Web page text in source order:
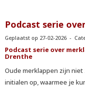
Podcast serie
Geplaatst op 27-02-2026 -
Podcast serie over
Drenthe
Oude merklappen zijn niet
initialen op, waarmee je